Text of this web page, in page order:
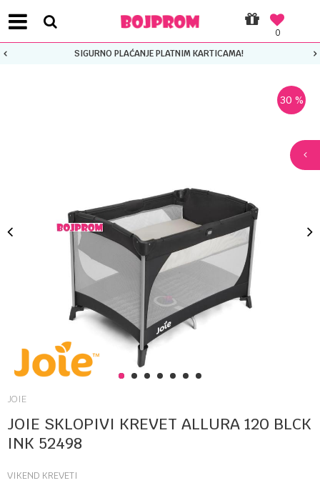
0
SIGURNO PLAĆANJE PLATNIM KARTICAMA!
1 2 3 4 5 6 7
30 %
JOIE
JOIE SKLOPIVI KREVET ALLURA 120 BLCK
INK 52498
VIKEND KREVETI